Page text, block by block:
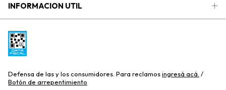
INFORMACION UTIL
Defensa de las y los consumidores. Para reclamosingresá acá. /
Botón de arrepentimiento